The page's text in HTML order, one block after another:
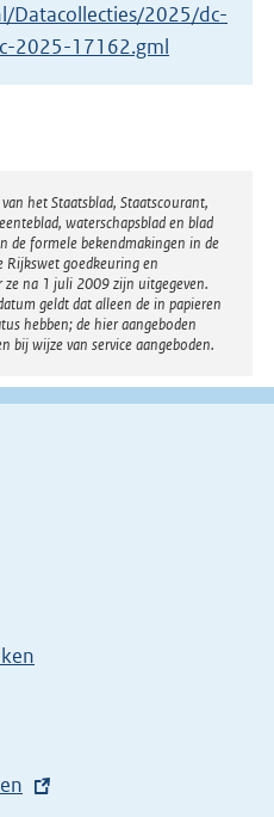
Datacollecties/2025/dc-
2025-17162.gml
het Staatsblad, Staatscourant,
waterschapsblad en blad
de formele bekendmakingen in de
Rijkswet goedkeuring en
ze na 1 juli 2009 zijn uitgegeven.
geldt dat alleen de in papieren
hebben; de hier aangeboden
bij wijze van service aangeboden.